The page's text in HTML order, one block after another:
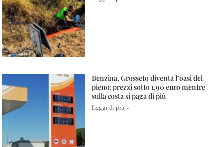
Benzina, Grosseto diventa l’oasi del
pieno: prezzi sotto 1,90 euro mentre
sulla costa si paga di più
Leggi di più »